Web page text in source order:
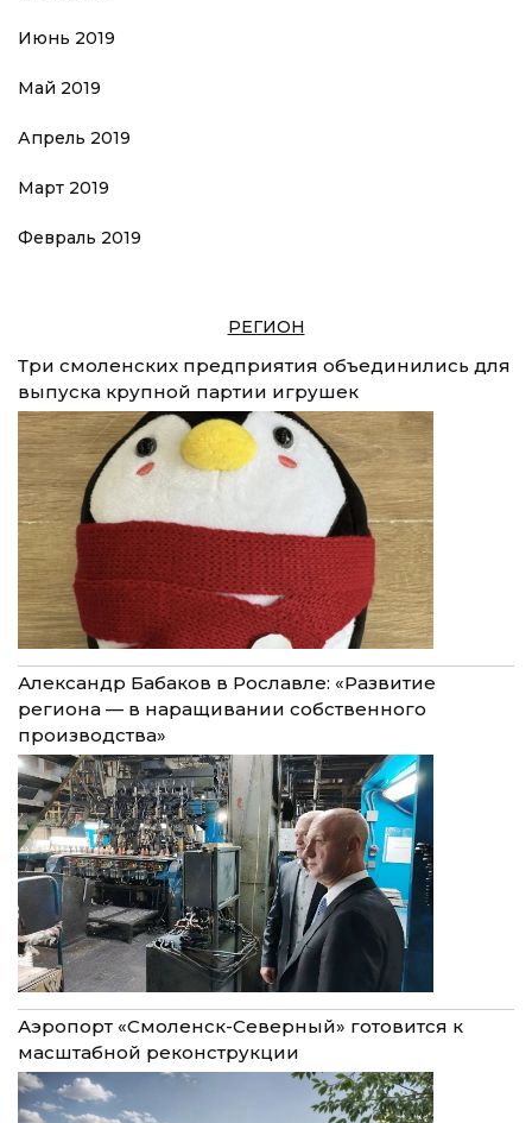
Июнь 2019
Май 2019
Апрель 2019
Март 2019
Февраль 2019
РЕГИОН
Три смоленских предприятия объединились для
выпуска крупной партии игрушек
Александр Бабаков в Рославле: «Развитие
региона — в наращивании собственного
производства»
Аэропорт «Смоленск-Северный» готовится к
масштабной реконструкции